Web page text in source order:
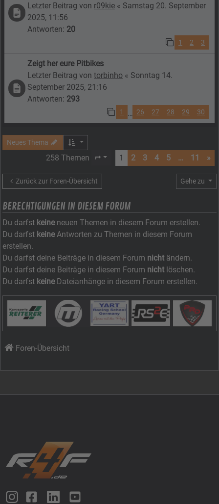
Letzter Beitrag von r09kie « Samstag 20. September
2025, 11:56
Antworten: 20
1 2 3
Zeigt her eure Pitbikes
Letzter Beitrag vontorbinho « Sonntag 14.
September 2025, 21:16
Antworten: 293
1 … 26 27 28 29 30
Neues Thema
258 Themen Seite von11
1 2 3 4 5 … 11 »
Zurück zur Foren-Übersicht Gehe zu
BERECHTIGUNGEN IN DIESEM FORUM
Du darfst keineneuen Themen in diesem Forum erstellen.
Du darfst keineAntworten zu Themen in diesem Forum
erstellen.
Du darfst deine Beiträge in diesem Forum nicht ändern.
Du darfst deine Beiträge in diesem Forum nicht löschen.
Du darfst keineDateianhänge in diesem Forum erstellen.
Foren-Übersicht